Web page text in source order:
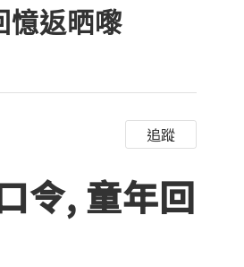
憶返晒嚟
追蹤
令, 童年回